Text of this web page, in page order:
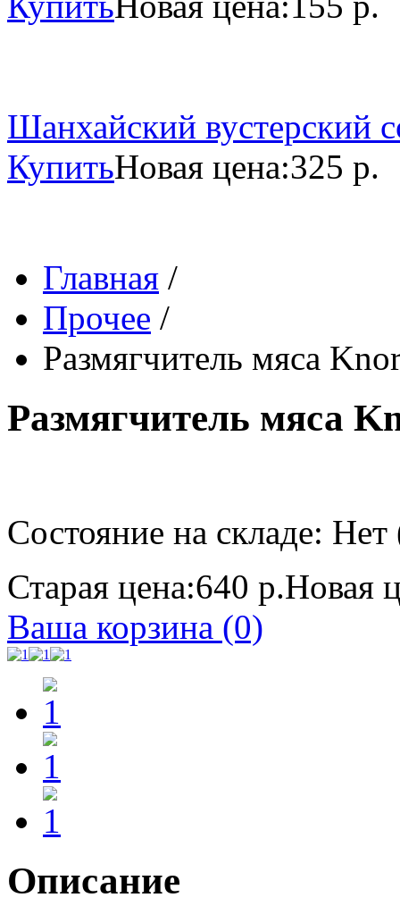
Шанхайский вустерский
КупитьНовая цена:325 р.
Главная /
Прочее /
Размягчитель мяса
Размягчитель мяса
Состояние на складе: Нет
Старая цена:640 р.Новая
Ваша корзина (0)
Описание